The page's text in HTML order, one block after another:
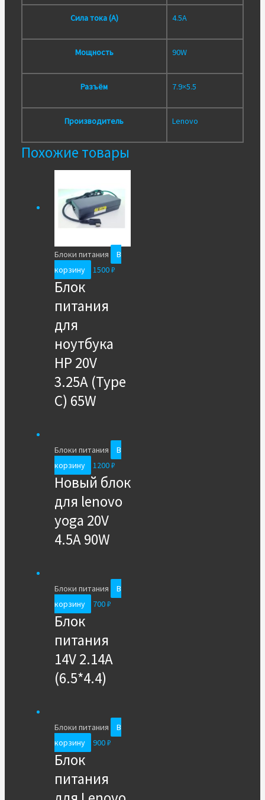
Сила тока (А) 4.5A
Мощность 90W
Разъём 7.9×5.5
Производитель Lenovo
Похожие товары
Блоки питания
В
корзину
1500₽
Блок
питания
для
ноутбука
HP 20V
3.25A (Type
C) 65W
Блоки питания
В
корзину
1200₽
Новый блок
для lenovo
yoga 20V
4.5A 90W
Блоки питания
В
корзину
700₽
Блок
питания
14V 2.14A
(6.5*4.4)
Блоки питания
В
корзину
900₽
Блок
питания